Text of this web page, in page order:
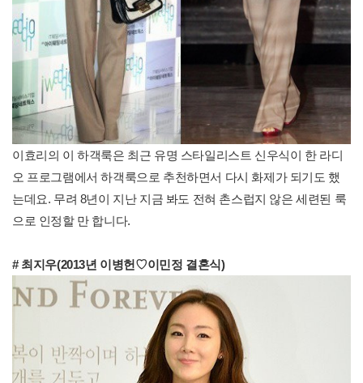
이효리의 이 하객룩은 최근 유명 스타일리스트 신우식이 한 라디
오 프로그램에서 하객룩으로 추천하면서 다시 화제가 되기도 했
는데요. 무려 8년이 지난 지금 봐도 전혀 촌스럽지 않은 세련된 룩
으로 인정할 만 합니다.
# 최지우(2013년 이병헌♡이민정 결혼식)